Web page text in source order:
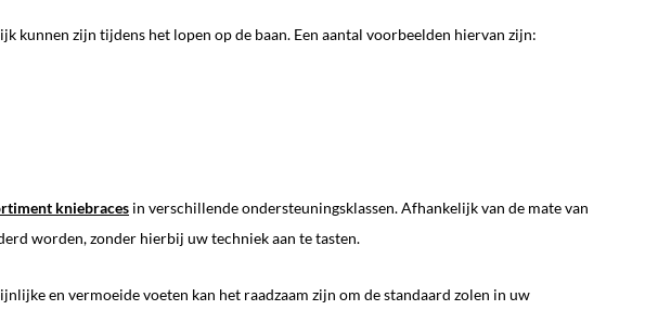
kunnen zijn tijdens het lopen op de baan. Een aantal voorbeelden hiervan zijn:
kniebraces in verschillende ondersteuningsklassen. Afhankelijk van de mate van
worden, zonder hierbij uw techniek aan te tasten.
en vermoeide voeten kan het raadzaam zijn om de standaard zolen in uw